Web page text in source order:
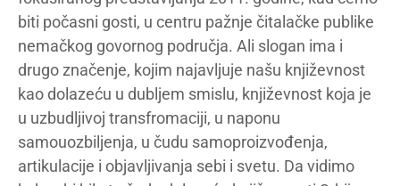
biti počasni gosti, u centru pažnje čitalačke publike
nemačkog govornog područja. Ali slogan ima i
drugo značenje, kojim najavljuje našu književnost
kao dolazeću u dubljem smislu, književnost koja je
u uzbudljivoj transfromaciji, u naponu
samouozbiljenja, u čudu samoproizvođenja,
artikulacije i objavljivanja sebi i svetu. Da vidimo